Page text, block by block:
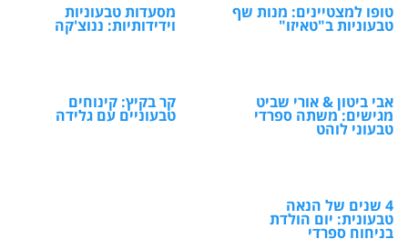
טופו למצטיינים: מנות שף
טבעוניות ב"טאיזו"
מסעדות טבעוניות
וידידותיות: ננוצ'קה
אבי ביטון & אורי שביט
מגישים: משתה ספרדי
טבעוני לוהט
קר בקיץ: קינוחים
טבעוניים עם גלידה
4 שנים של הנאה
טבעונית: יום הולדת
בניחוח ספרדי